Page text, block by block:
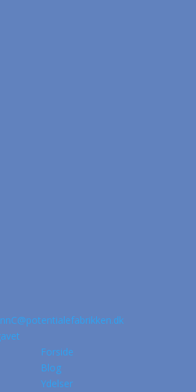
Forside
Blog
Ydelser